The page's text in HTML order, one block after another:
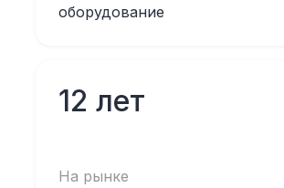
оборудование
12 лет
На рынке